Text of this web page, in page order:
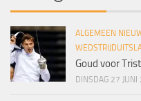
ALGEMEEN
Goud voor
DINSDAG 27